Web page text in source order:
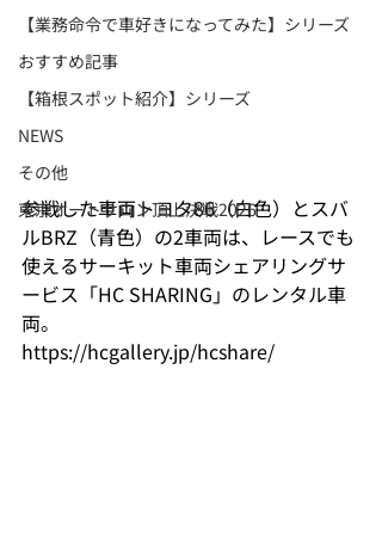
【業務命令で車好きになってみた】シリーズ
おすすめ記事
【箱根スポット紹介】シリーズ
NEWS
その他
東京オートサロン頂上決戦2026
参戦した車両トヨタ86（白色）とスバ
ルBRZ（青色）の2車両は、レースでも
使えるサーキット車両シェアリングサ
ービス「HC SHARING」のレンタル車
両。
https://hcgallery.jp/hcshare/